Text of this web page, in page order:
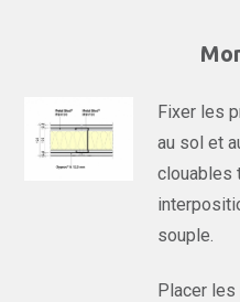
Fixer les
au sol et
clouables
souple.
Placer